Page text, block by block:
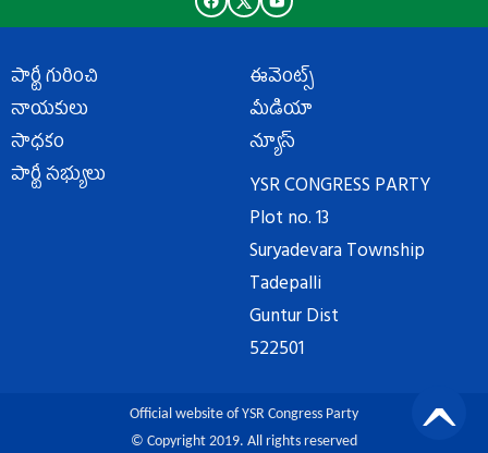
పార్టీ గురించి
నాయకులు
సాధకం
పార్టీ సభ్యులు
ఈవెంట్స్
మీడియా
న్యూస్
YSR CONGRESS PARTY
Plot no. 13
Suryadevara Township
Tadepalli
Guntur Dist
522501
Official website of YSR Congress Party
© Copyright 2019. All rights reserved